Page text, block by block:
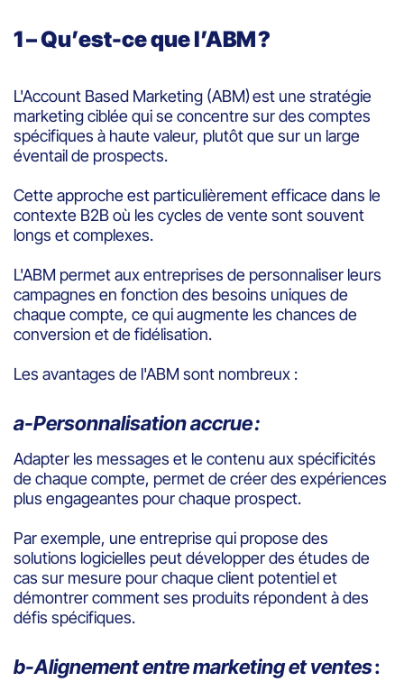
1 – Qu’est-ce que l’ABM ?
L'Account Based Marketing (ABM) est une stratégie
marketing ciblée qui se concentre sur des comptes
spécifiques à haute valeur, plutôt que sur un large
éventail de prospects.
Cette approche est particulièrement efficace dans le
contexte B2B où les cycles de vente sont souvent
longs et complexes.
L'ABM permet aux entreprises de personnaliser leurs
campagnes en fonction des besoins uniques de
chaque compte, ce qui augmente les chances de
conversion et de fidélisation.
Les avantages de l'ABM sont nombreux :
a-Personnalisation accrue :
Adapter les messages et le contenu aux spécificités
de chaque compte, permet de créer des expériences
plus engageantes pour chaque prospect.
Par exemple, une entreprise qui propose des
solutions logicielles peut développer des études de
cas sur mesure pour chaque client potentiel et
démontrer comment ses produits répondent à des
défis spécifiques.
b-Alignement entre marketing et ventes: